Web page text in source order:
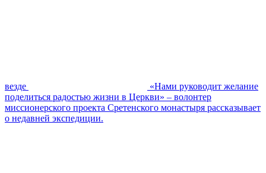
везде
«Нами руководит желание
поделиться радостью жизни в Церкви» – волонтер
миссионерского проекта Сретенского монастыря рассказывает
о недавней экспедиции.